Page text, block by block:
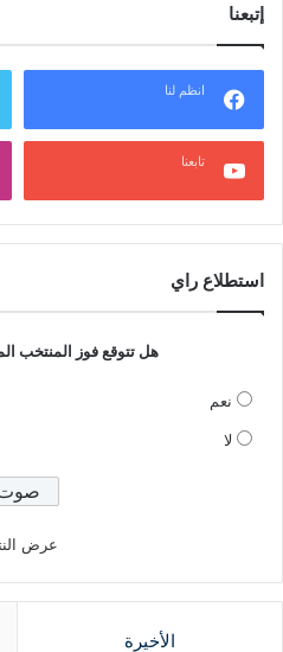
إتبعنا
انظم لنا
تابعنا
استطلاع راي
هل تتوقع فوز المنتخب
نعم
لا
عرض
الأخيرة